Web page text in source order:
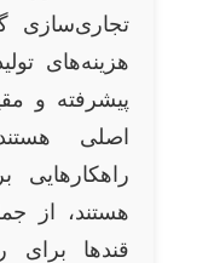
تجاری‌سازی
هزینه‌های
پیشرفته و
اصلی
راهکارهایی
هستند، از
قندها برای